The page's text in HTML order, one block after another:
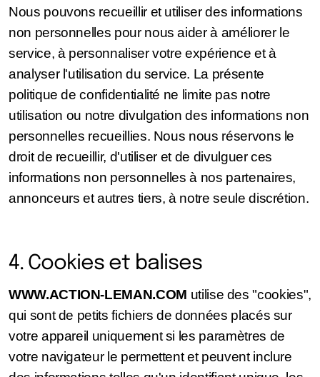
Nous pouvons recueillir et utiliser des informations
non personnelles pour nous aider à améliorer le
service, à personnaliser votre expérience et à
analyser l'utilisation du service. La présente
politique de confidentialité ne limite pas notre
utilisation ou notre divulgation des informations non
personnelles recueillies. Nous nous réservons le
droit de recueillir, d'utiliser et de divulguer ces
informations non personnelles à nos partenaires,
annonceurs et autres tiers, à notre seule discrétion.
4. Cookies et balises
WWW.ACTION-LEMAN.COM utilise des "cookies",
qui sont de petits fichiers de données placés sur
votre appareil uniquement si les paramètres de
votre navigateur le permettent et peuvent inclure